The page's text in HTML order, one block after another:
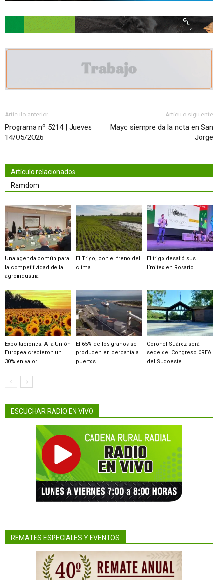
Artículo anterior
Programa nº 5214 | Jueves
14/O5/2O26
Artículo siguiente
Mayo siempre da la nota en San
Jorge
Artículo relacionados
Ramdom
Una agenda común para
la competitividad de la
agroindustria
El Trigo, con el freno del
clima
El trigo desafió sus
límites en Rosario
Exportaciones: A la Unión
Europea crecieron un
30% en valor
El 65% de los granos se
producen en cercanía a
puertos
Coronel Suárez será
sede del Congreso CREA
del Sudoeste
ESCUCHAR RADIO EN VIVO
REMATES ESPECIALES Y EVENTOS